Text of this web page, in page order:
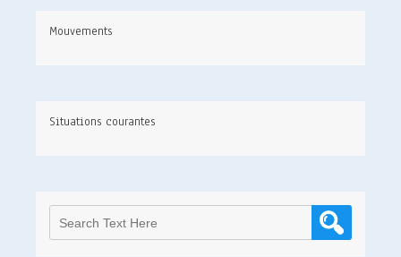
Mouvements
Situations courantes